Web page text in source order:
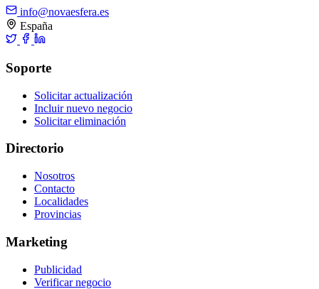
info@novaesfera.es
España
Soporte
Solicitar actualización
Incluir nuevo negocio
Solicitar eliminación
Directorio
Nosotros
Contacto
Localidades
Provincias
Marketing
Publicidad
Verificar negocio